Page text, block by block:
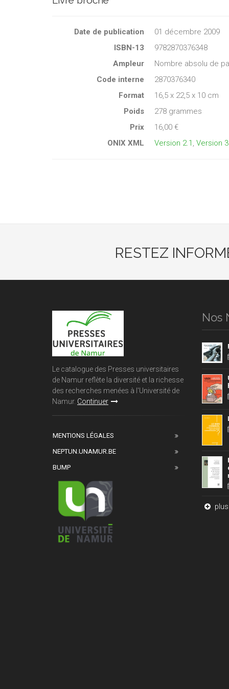
Date de publication
01 décembre 2009
ISBN-13
9782870376348
Ampleur
Nombre absolu de
Code interne
2870376340
Format
16,5 x 22,5 x 10 cm
Poids
278 grammes
Prix
16,00 €
ONIX XML
Version 2.1 Version 3
RESTEZ
Le catalogue des Presses universitaires
de Namur reflète la diversité et la richesse
des recherches menées à l'Université de
Namur. Continuer
MENTIONS LÉGALES
NEPTUN.UNAMUR.BE
BUMP
Nos